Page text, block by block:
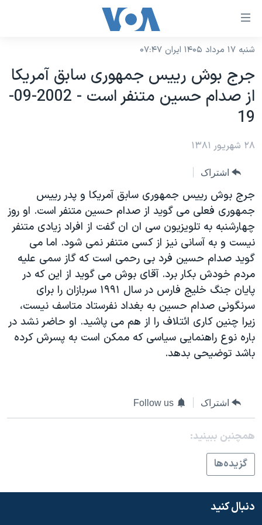
لینکهای
دسترسی
جهش
به
محتوای
اصلی
به
صفحه
جهش
به
جستجو
نسخه سبک وب‌سایت
موضوع ها
آمریکا
جهان
ورزشی
گزیده‌ها
ویژه برنامه‌ها
فرهنگ و زندگی
حقوق شهروندی
علم و فناوری
اسرائیل در جنگ
آرشیو پخش زنده
برنامه های تلویزیونی
جدول برنامه ها
صفحه‌های ویژه
جام جهانی ۲۰۲۶
عملیات خشم حماسی
۲۵۰سالگی آمریکا
بایگانی برنامه‌های تلویزیونی
مستندها
انتخابات ریاست جمهوری آمریکا ۲۰۲۴
حمله جمهوری اسلامی به اسرائیل
رمز مهسا
ورزش زنان در ایران
مجموعه مستندهای دادخواهی
تریبونال مردمی آبان ۹۸
دادگاه حمید نوری
چهل سال گروگان‌گیری
اعتراضات مردمی آبان ۹۸
فرکانس‌های صدای آمریکا
پخش رادیویی
یادگیری زبان انگلیسی
دنبال کنید
زبانهای مختلف
شنبه ۱۷ مرداد ۱۴۰۵ ایران ۰۷:۴۷
جرج بوش رييس جمهوری سابق آمريکا
از صدام حسين متنفر است - 2002-09-
19
۲۸ شهریور ۱۳۸۱
اشتراک
جرج بوش رييس جمهوری سابق آمريکا و پدر رييس
جمهوری فعلی می گويد از صدام حسين متنفر است. او روز
چهارشنبه به تلويزيون سی ان ان گفت از افراد زيادی متنفر
نيست و به آسانی نيز از کسی متنفر نمی شود. اما می
گويد صدام حسين فرد بی رحمی است که گاز سمی عليه
مردم خودش بکار برد. آقای بوش می گويد از اين که در
پايان جنگ خليج فارس در سال ۱۹۹۱ سربازان را برای
سرنگونی صدام حسين به بغداد نفرستاد متاسف نيست،
زيرا چنين کاری ائتلاف را از هم می پاشيد. او حاضر نشد در
باره نوع راهنمايی سياسی که ممکن است به پسرش کرده
باشد توضيحی بدهد.
اشتراک Follow us
همچنبن ببینید:
گزيده‌ها
دنبال کنید